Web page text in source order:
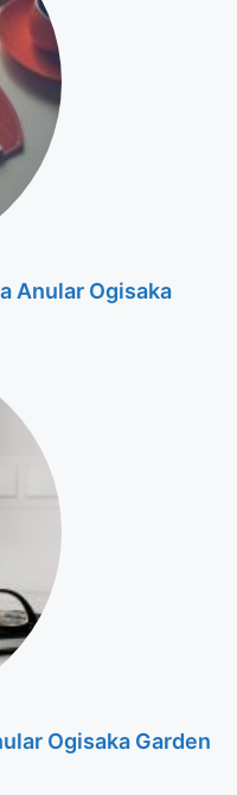
Anular Ogisaka
Ogisaka Garden